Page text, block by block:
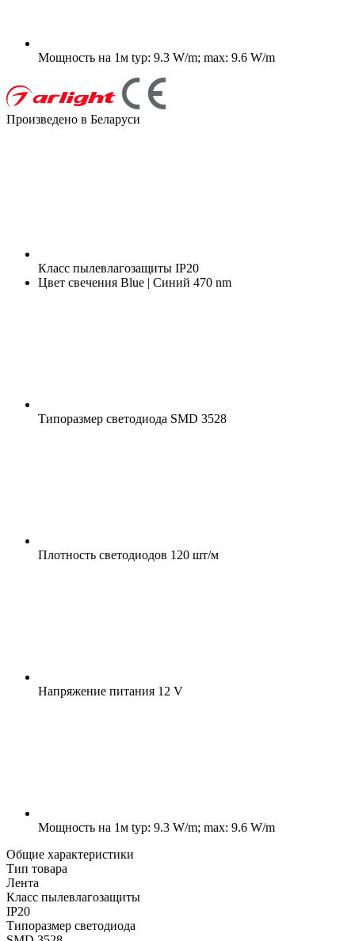
Мощность на 1м typ: 9.3 W/m; max: 9.6 W/m
Произведено в Беларуси
Класс пылевлагозащиты IP20
Цвет свечения Blue | Синий 470 nm
Типоразмер светодиода SMD 3528
Плотность светодиодов 120 шт/м
Напряжение питания 12 V
Мощность на 1м typ: 9.3 W/m; max: 9.6 W/m
Общие характеристики
Тип товара
Лента
Класс пылевлагозащиты
IP20
Типоразмер светодиода